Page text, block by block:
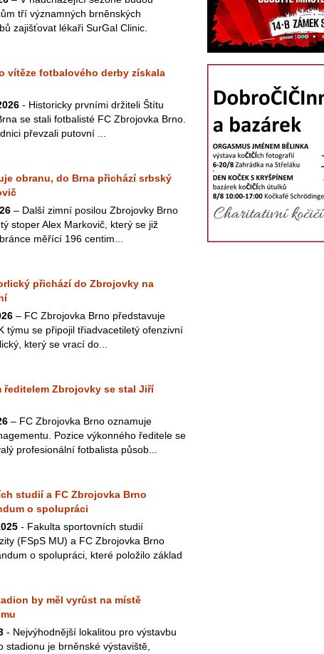
tří významných brněnských
zajišťovat lékaři SurGal Clinic.
vítěze fotbalového derby získala
- Historicky prvními držiteli Štítu
se stali fotbalisté FC Zbrojovka Brno.
převzali putovní ...
obranu, do Brna přichází srbský
– Další zimní posilou Zbrojovky Brno
stoper Alex Markovič, který se již
měřící 196 centim...
přichází do Zbrojovky na
– FC Zbrojovka Brno představuje
týmu se připojil třiadvacetiletý ofenzivní
který se vrací do...
ředitelem Zbrojovky se stal Jiří
– FC Zbrojovka Brno oznamuje
Pozice výkonného ředitele se
profesionální fotbalista působ...
studií a FC Zbrojovka Brno
o spolupráci
- Fakulta sportovních studií
(FSpS MU) a FC Zbrojovka Brno
o spolupráci, které položilo základ
by měl vyrůst na místě
- Nejvýhodnější lokalitou pro výstavbu
stadionu je brněnské výstaviště,